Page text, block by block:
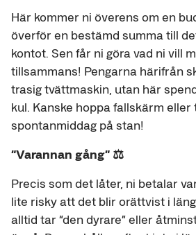
Här kommer ni överens om en
överför en bestämd summa till
kontot. Sen får ni göra vad ni vill
tillsammans! Pengarna härifrån
trasig tvättmaskin, utan här
kul. Kanske hoppa fallskärm eller
spontanmiddag på stan!
“Varannan gång” ⚖️
Precis som det låter, ni betalar
lite risky att det blir orättvist i
alltid tar “den dyrare” eller